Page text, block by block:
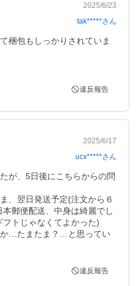
2025/6/23
tak*****さん
梱包もしっかりされていま
違反報告
2025/6/17
ucx*****さん
が、5日後にこちらからの問
、翌日発送予定(注文から６
郵便配送、中身は綺麗でし
トじゃなくてよかった)
…たまたま？…と思ってい
違反報告